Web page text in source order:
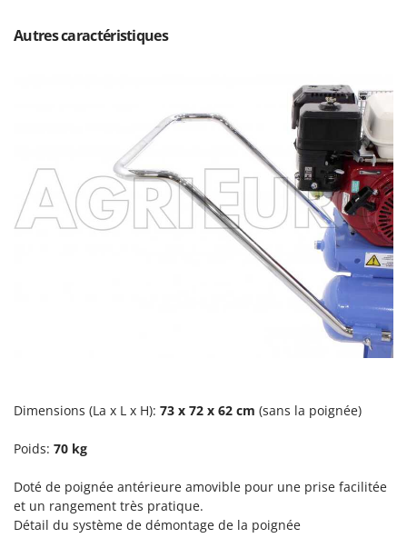
S
S.T.P.
Shark
Silky
Simatech
Spice Electronics
Spiralmac
Spyro
Stanley
Autres caractéristiques
Dimensions (La x L x H): 73 x 72 x 62 cm (sans la poignée)
Poids: 70 kg
Doté de poignée antérieure amovible pour une prise facilitée
et un rangement très pratique.
Détail du système de démontage de la poignée